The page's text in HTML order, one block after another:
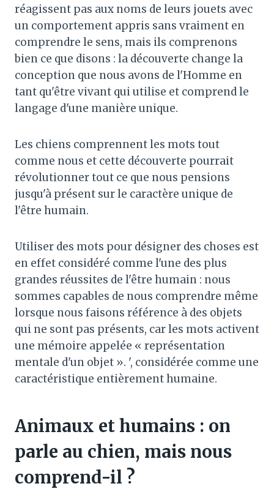
réagissent pas aux noms de leurs jouets avec
un comportement appris sans vraiment en
comprendre le sens, mais ils comprenons
bien ce que disons : la découverte change la
conception que nous avons de l'Homme en
tant qu'être vivant qui utilise et comprend le
langage d'une manière unique.
Les chiens comprennent les mots tout
comme nous et cette découverte pourrait
révolutionner tout ce que nous pensions
jusqu'à présent sur le caractère unique de
l'être humain.
Utiliser des mots pour désigner des choses est
en effet considéré comme l'une des plus
grandes réussites de l'être humain : nous
sommes capables de nous comprendre même
lorsque nous faisons référence à des objets
qui ne sont pas présents, car les mots activent
une mémoire appelée « représentation
mentale d'un objet ». ', considérée comme une
caractéristique entièrement humaine.
Animaux et humains : on
parle au chien, mais nous
comprend-il ?